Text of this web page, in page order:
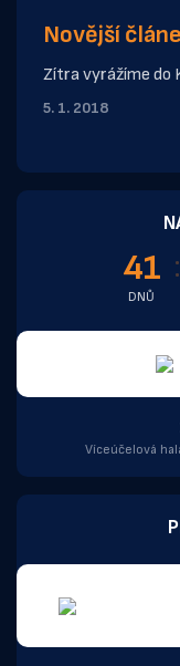
Novější
Zítra vyrážíme do
5. 1. 2018
41
DNŮ
Víceúčelová